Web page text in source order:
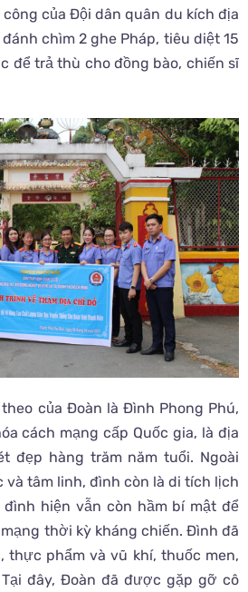
của Đội dân quân du kích địa
chìm 2 ghe Pháp, tiêu diệt 15
để trả thù cho đồng bào, chiến sĩ
của Đoàn là Đình Phong Phú,
cách mạng cấp Quốc gia, là địa
đẹp hàng trăm năm tuổi. Ngoài
tâm linh, đình còn là di tích lịch
đình hiện vẫn còn hầm bí mật để
thời kỳ kháng chiến. Đình đã
phẩm và vũ khí, thuốc men,
đây, Đoàn đã được gặp gỡ cô